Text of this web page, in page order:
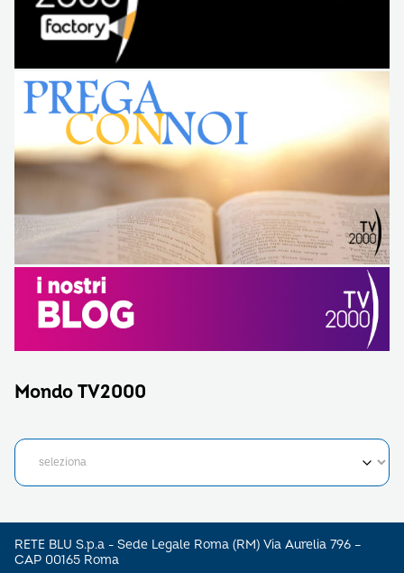
Mondo TV2000
RETE BLU S.p.a - Sede Legale Roma (RM) Via Aurelia 796 –
CAP 00165 Roma